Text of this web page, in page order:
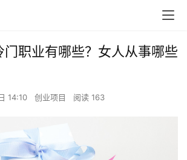
门职业有哪些？女人从事哪些
14:10 创业项目 阅读 163